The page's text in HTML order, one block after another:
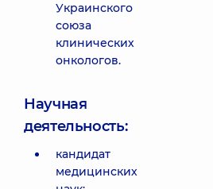
Украинского
союза
клинических
онкологов.
Научная
деятельность:
кандидат
медицинских